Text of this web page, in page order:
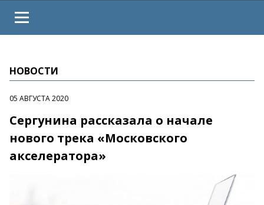
НОВОСТИ
05 АВГУСТА 2020
Сергунина рассказала о начале
нового трека «Московского
акселератора»